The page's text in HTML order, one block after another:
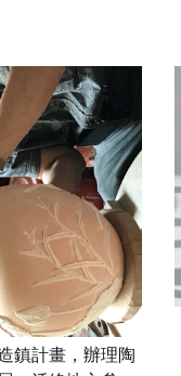
鎮計畫，辦理陶